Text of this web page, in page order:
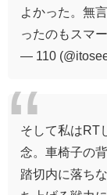
よかった。無
ったのもスマ
— 110
そして私はRT
念。車椅子の
踏切内に落ち